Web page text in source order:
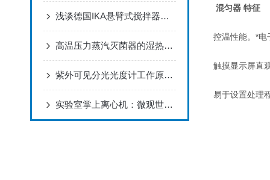
浅谈德国IKA悬臂式搅拌器在生产工艺中的应用
高温压力蒸汽灭菌器的湿热灭菌原理与压力容器安全设计
紫外可见分光光度计工作原理深度解析
实验室掌上离心机：微观世界的旋转守护者
混匀器 特征
控温性能。*
触摸显示屏直
易于设置处理